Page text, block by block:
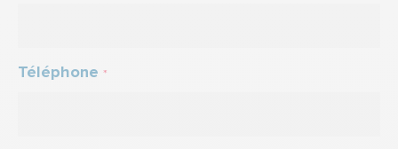
*
Téléphone